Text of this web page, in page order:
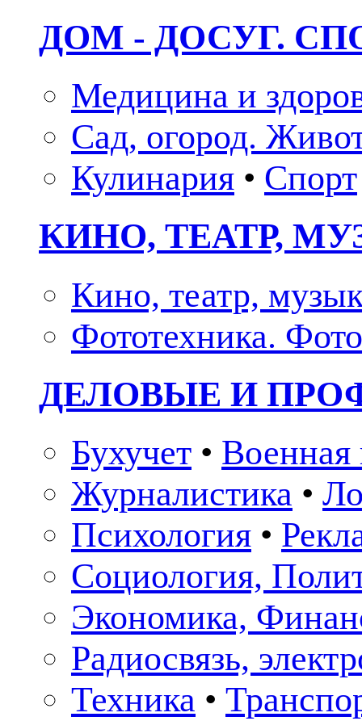
ДОМ - ДОСУГ.
Медицина и
Сад, огород.
Кулинария • Спорт
КИНО, ТЕАТР,
Кино, театр,
Фототехника.
ДЕЛОВЫЕ И
Бухучет • Военная
Журналистика •
Психология •
Социология,
Экономика,
Радиосвязь,
Техника •